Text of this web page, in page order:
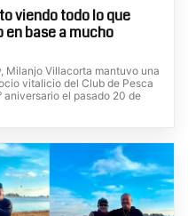
viendo todo lo que
en base a mucho
Milanjo Villacorta mantuvo una
vitalicio del Club de Pesca
aniversario el pasado 20 de